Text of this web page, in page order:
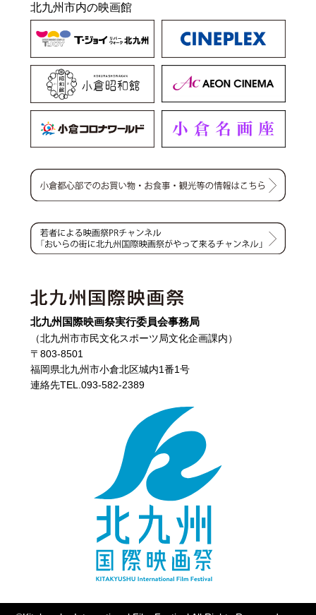
北九州市内の映画館
北九州国際映画祭実行委員会事務局
（北九州市市民文化スポーツ局文化企画課内）
〒803-8501
福岡県北九州市小倉北区城内1番1号
連絡先TEL.093-582-2389